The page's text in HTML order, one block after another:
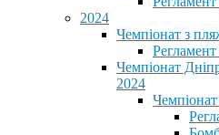
2024
Чемпіонат з
Чемпіонат
2024
Чемпіонат